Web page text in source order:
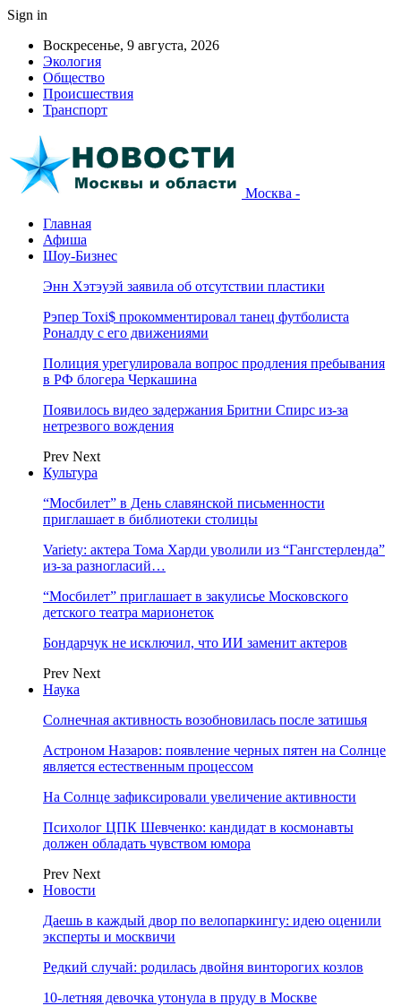
Sign in
Воскресенье, 9 августа, 2026
Экология
Общество
Происшествия
Транспорт
Москва -
Главная
Афиша
Шоу-Бизнес
Энн Хэтэуэй заявила об отсутствии пластики
Рэпер Toxi$ прокомментировал танец футболиста
Роналду с его движениями
Полиция урегулировала вопрос продления пребывания
в РФ блогера Черкашина
Появилось видео задержания Бритни Спирс из-за
нетрезвого вождения
Prev Next
Культура
“Мосбилет” в День славянской письменности
приглашает в библиотеки столицы
Variety: актера Тома Харди уволили из “Гангстерленда”
из-за разногласий…
“Мосбилет” приглашает в закулисье Московского
детского театра марионеток
Бондарчук не исключил, что ИИ заменит актеров
Prev Next
Наука
Солнечная активность возобновилась после затишья
Астроном Назаров: появление черных пятен на Солнце
является естественным процессом
На Солнце зафиксировали увеличение активности
Психолог ЦПК Шевченко: кандидат в космонавты
должен обладать чувством юмора
Prev Next
Новости
Даешь в каждый двор по велопаркингу: идею оценили
эксперты и москвичи
Редкий случай: родилась двойня винторогих козлов
10-летняя девочка утонула в пруду в Москве